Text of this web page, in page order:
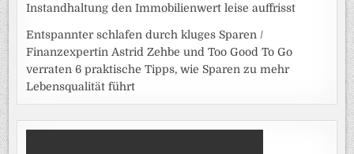
Instandhaltung den Immobilienwert leise auffrisst
Entspannter schlafen durch kluges Sparen /
Finanzexpertin Astrid Zehbe und Too Good To Go
verraten 6 praktische Tipps, wie Sparen zu mehr
Lebensqualität führt